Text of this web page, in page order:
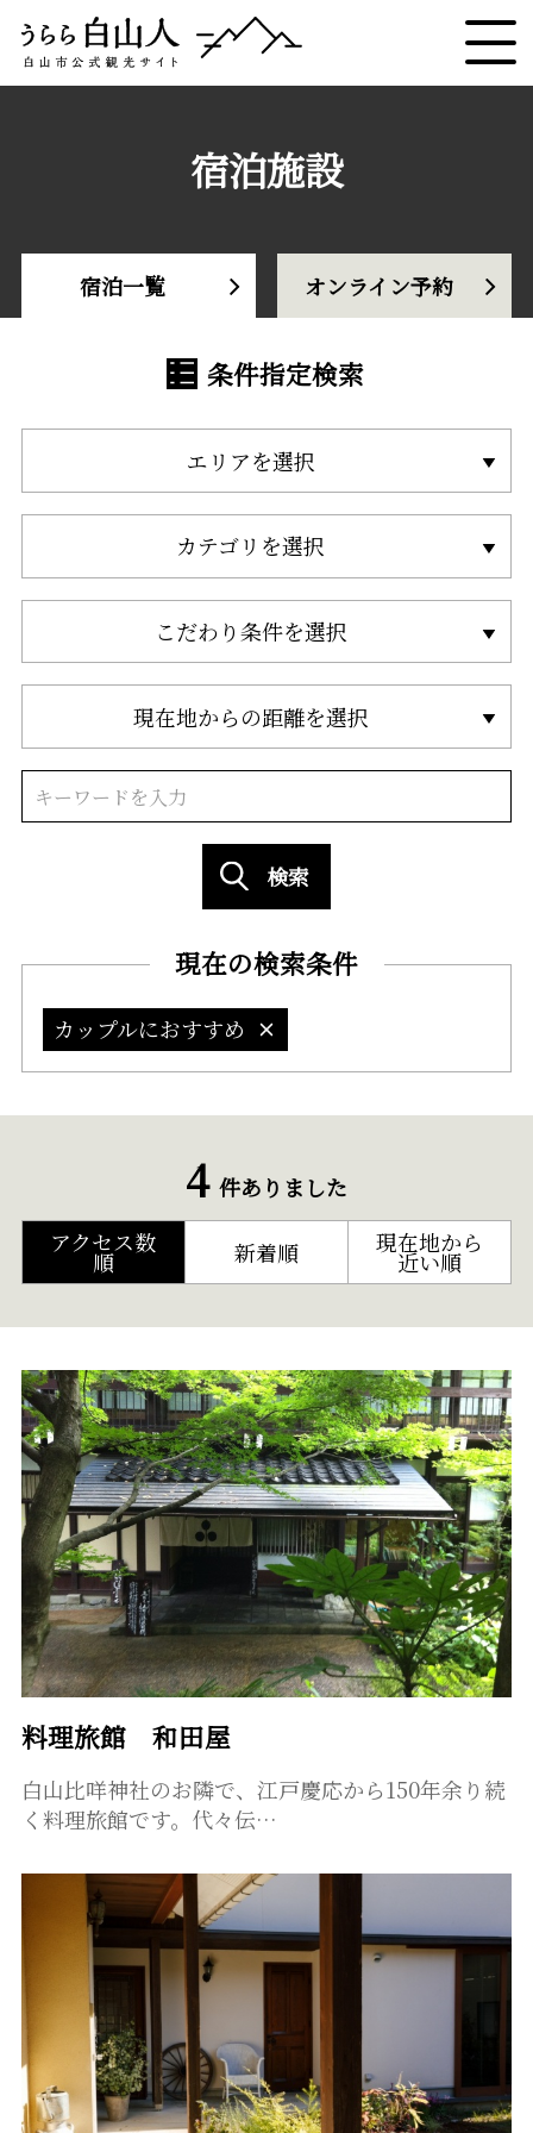
宿泊施設
宿泊一覧 オンライン予約
条件指定検索
エリアを選択
カテゴリを選択
こだわり条件を選択
現在地からの距離を選択
検索
現在の検索条件
カップルにおすすめ
4 件ありました
アクセス数
順 新着順 現在地から
近い順
料理旅館 和田屋
白山比咩神社のお隣で、江戸慶応から150年余り続
く料理旅館です。代々伝…